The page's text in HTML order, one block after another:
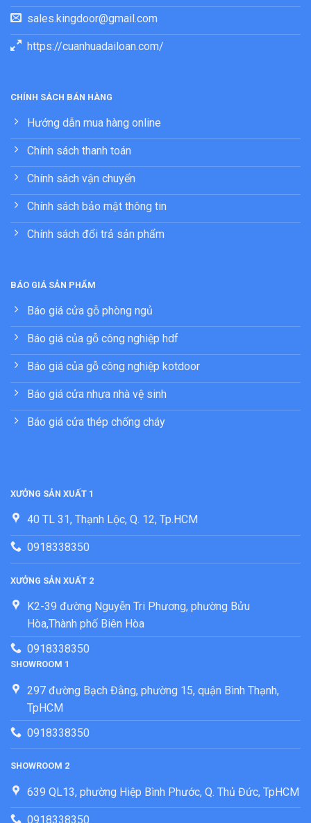
sales.kingdoor@gmail.com
https://cuanhuadailoan.com/
CHÍNH SÁCH BÁN HÀNG
Hướng dẫn mua hàng online
Chính sách thanh toán
Chính sách vận chuyển
Chính sách bảo mật thông tin
Chính sách đổi trả sản phẩm
BÁO GIÁ SẢN PHẨM
Báo giá cửa gỗ phòng ngủ
Báo giá của gỗ công nghiệp hdf
Báo giá của gỗ công nghiệp kotdoor
Báo giá cửa nhựa nhà vệ sinh
Báo giá cửa thép chống cháy
XƯỞNG SẢN XUẤT 1
40 TL 31, Thạnh Lộc, Q. 12, Tp.HCM
0918338350
XƯỞNG SẢN XUẤT 2
K2-39 đường Nguyễn Tri Phương, phường Bửu
Hòa,Thành phố Biên Hòa
0918338350
SHOWROOM 1
297 đường Bạch Đằng, phường 15, quận Bình Thạnh,
TpHCM
0918338350
SHOWROOM 2
639 QL13, phường Hiệp Bình Phước, Q. Thủ Đức, TpHCM
0918338350